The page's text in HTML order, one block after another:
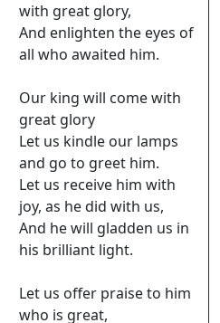
with great glory,
And enlighten the eyes of
all who awaited him.
Our king will come with
great glory
Let us kindle our lamps
and go to greet him.
Let us receive him with
joy, as he did with us,
And he will gladden us in
his brilliant light.
Let us offer praise to him
who is great,